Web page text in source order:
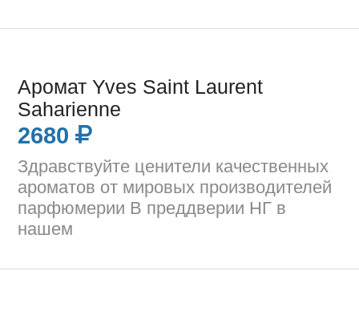
Аромат Yves Saint Laurent
Saharienne
2680
Здравствуйте ценители качественных
ароматов от мировых производителей
парфюмерии В преддверии НГ в
нашем